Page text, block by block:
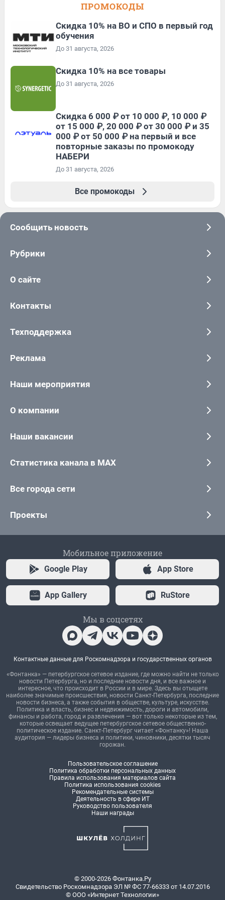
ПРОМОКОДЫ
Скидка 10% на ВО и СПО в первый год
обучения
До 31 августа, 2026
Скидка 10% на все товары
До 31 августа, 2026
Скидка 6 000 ₽ от 10 000 ₽, 10 000 ₽
от 15 000 ₽, 20 000 ₽ от 30 000 ₽ и 35
000 ₽ от 50 000 ₽ на первый и все
повторные заказы по промокоду
НАБЕРИ
До 31 августа, 2026
Все промокоды
Сообщить новость
Рубрики
О сайте
Контакты
Техподдержка
Реклама
Наши мероприятия
О компании
Наши вакансии
Статистика канала в MAX
Все города сети
Проекты
Мобильное приложение
Google Play App Store
App Gallery RuStore
Мы в соцсетях
Контактные данные для Роскомнадзора и государственных органов
«Фонтанка» — петербургское сетевое издание, где можно найти не только
новости Петербурга, но и последние новости дня, и все важное и
интересное, что происходит в России и в мире. Здесь вы отыщете
наиболее значимые происшествия, новости Санкт-Петербурга, последние
новости бизнеса, а также события в обществе, культуре, искусстве.
Политика и власть, бизнес и недвижимость, дороги и автомобили,
финансы и работа, город и развлечения — вот только некоторые из тем,
которые освещает ведущее петербургское сетевое общественно-
политическое издание. Санкт-Петербург читает «Фонтанку»! Наша
аудитория — лидеры бизнеса и политики, чиновники, десятки тысяч
горожан.
Пользовательское соглашение
Политика обработки персональных данных
Правила использования материалов сайта
Политика использования cookies
Рекомендательные системы
Деятельность в сфере ИТ
Руководство пользователя
Наши награды
© 2000-2026 Фонтанка.Ру
Свидетельство Роскомнадзора ЭЛ № ФС 77-66333 от 14.07.2016
© ООО «Интернет Технологии»